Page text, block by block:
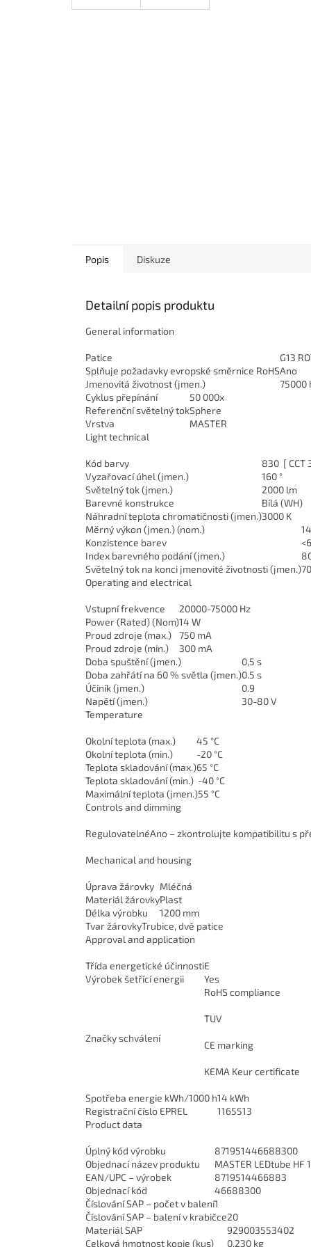
Popis Diskuze
Detailní popis produktu
General information
Patice
G13
Splňuje požadavky evropské směrnice RoHSAno
Jmenovitá životnost (jmen.)
75000
Cyklus přepínání
50 000x
Referenční světelný tokSphere
Vrstva
MASTER
Light technical
Kód barvy
830 [ CCT
Vyzařovací úhel (jmen.)
160 °
Světelný tok (jmen.)
2000 lm
Barevné konstrukce
Bílá (WH)
Náhradní teplota chromatičnosti (jmen.)3000 K
Měrný výkon (jmen.) (nom.)
Konzistence barev
<6
Index barevného podání (jmen.)
Světelný tok na konci jmenovité životnosti (jmen.)
Operating and electrical
Vstupní frekvence
20000-75000 Hz
Power (Rated) (Nom)14 W
Proud zdroje (max.)
750 mA
Proud zdroje (min.)
300 mA
Doba spuštění (jmen.)
0,5 s
Doba zahřátí na 60 % světla (jmen.)0.5 s
Účiník (jmen.)
0.9
Napětí (jmen.)
30-80 V
Temperature
Okolní teplota (max.)
45 °C
Okolní teplota (min.)
-20 °C
Teplota skladování (max.)65 °C
Teplota skladování (min.) -40 °C
Maximální teplota (jmen.)55 °C
Controls and dimming
RegulovatelnéAno – zkontrolujte kompatibilitu s
Mechanical and housing
Úprava žárovky Mléčná
Materiál žárovkyPlast
Délka výrobku
1200 mm
Tvar žárovkyTrubice, dvě patice
Approval and application
Třída energetické účinnostiE
Výrobek šetřící energii
Yes
Značky schválení
RoHS compliance
TUV
CE marking
KEMA Keur certificate
Spotřeba energie kWh/1000 h14 kWh
Registrační číslo EPREL
1165513
Product data
Úplný kód výrobku
871951446688300
Objednací název produktu
MASTER LEDtube HF
EAN/UPC – výrobek
8719514466883
Objednací kód
46688300
Číslování SAP – počet v balení1
Číslování SAP – balení v krabičce20
Materiál SAP
929003553402
Celková hmotnost kopie (kus)
0,230 kg